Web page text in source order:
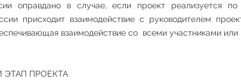
оправдано в случае, если проект реализуется по
присходит взаимодействие с руководителем
взаимодействие со всеми участниками
ПРОЕКТА